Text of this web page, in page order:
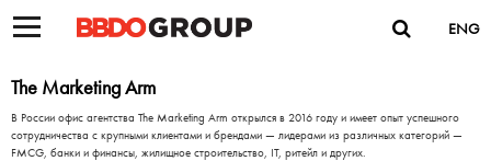
ENG
The Marketing Arm
В России офис агентства The Marketing Arm открылся в 2016 году и имеет опыт успешного
сотрудничества с крупными клиентами и брендами — лидерами из различных категорий —
FMCG, банки и финансы, жилищное строительство, IT, ритейл и других.